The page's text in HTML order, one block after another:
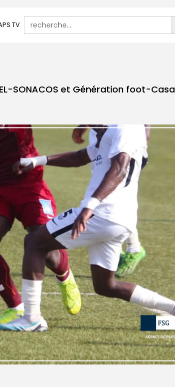
TV
Search
for:
SONACOS et Génération foot-Casa